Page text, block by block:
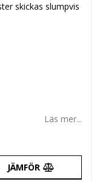
skickas slumpvis
Läs mer...
JÄMFÖR